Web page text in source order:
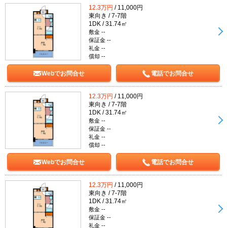
12.3万円 / 11,000円
東向き / 7-7階
1DK / 31.74㎡
敷金 --
保証金 --
礼金 --
償却 --
Webでお問合せ 電話でお問合せ
12.3万円 / 11,000円
東向き / 7-7階
1DK / 31.74㎡
敷金 --
保証金 --
礼金 --
償却 --
Webでお問合せ 電話でお問合せ
12.3万円 / 11,000円
東向き / 7-7階
1DK / 31.74㎡
敷金 --
保証金 --
礼金 --